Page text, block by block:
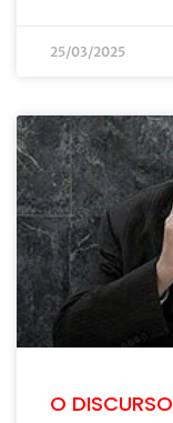
25/03/2025
O